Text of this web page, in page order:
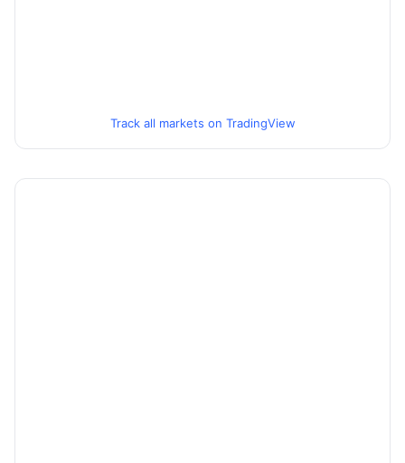
Track all markets on TradingView